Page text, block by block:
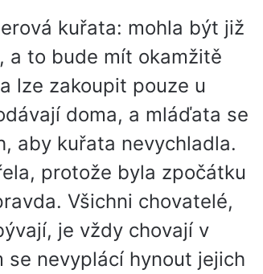
kuřata: mohla být již
a to bude mít okamžitě
lze zakoupit pouze u
doma, a mláďata se
aby kuřata nevychladla.
protože byla zpočátku
Všichni chovatelé,
je vždy chovají v
se nevyplácí hynout jejich